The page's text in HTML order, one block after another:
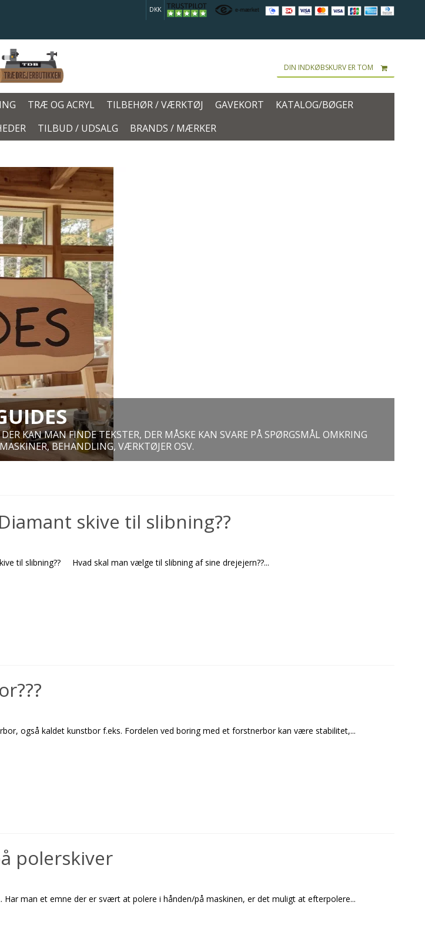
DKK
DIN INDKØBSKURV ER TOM
TRÆ OG ACRYL TILBEHØR / VÆRKTØJ GAVEKORT
KATALOG/BØGER
TILBUD / UDSALG BRANDS / MÆRKER
KAN MAN FINDE TEKSTER, DER MÅSKE KAN SVARE PÅ SPØRGSMÅL OMKRING
BEHANDLING, VÆRKTØJER OSV.
skive til slibning??
til slibning?? Hvad skal man vælge til slibning af sine drejejern??...
også kaldet kunstbor f.eks. Fordelen ved boring med et forstnerbor kan være stabilitet,...
polerskiver
Har man et emne der er svært at polere i hånden/på maskinen, er det muligt at efterpolere...